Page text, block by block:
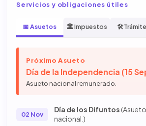
Servicios y obligaciones útiles
📅 Asuetos 🏛️ Impuestos 🛠️
Próximo Asueto
Día de la Independencia (15
Asueto nacional remunerado.
02 Nov
Día de los Difuntos
nacional.)